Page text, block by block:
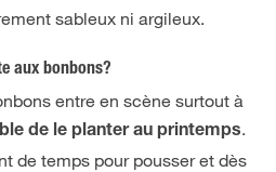
sableux ni argileux.
aux bonbons?
entre en scène surtout à
de le planter au printemps.
de temps pour pousser et dès